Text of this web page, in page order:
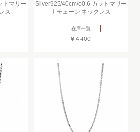
トマリー
ス
Silver925/40cm/φ0.6 カットマリー
ナチェーン ネックレス
在庫一覧
¥ 4,400